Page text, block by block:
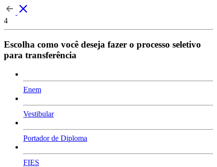
4
Escolha como você deseja fazer o processo seletivo
para transferência
Enem
Vestibular
Portador de Diploma
FIES